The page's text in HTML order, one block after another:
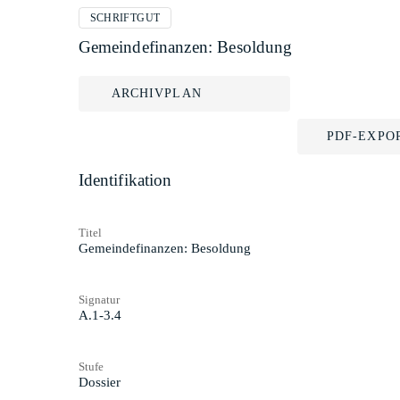
SCHRIFTGUT
Gemeindefinanzen: Besoldung
ARCHIVPLAN
PDF-
Identifikation
Titel
Gemeindefinanzen: Besoldung
Signatur
A.1-3.4
Stufe
Dossier